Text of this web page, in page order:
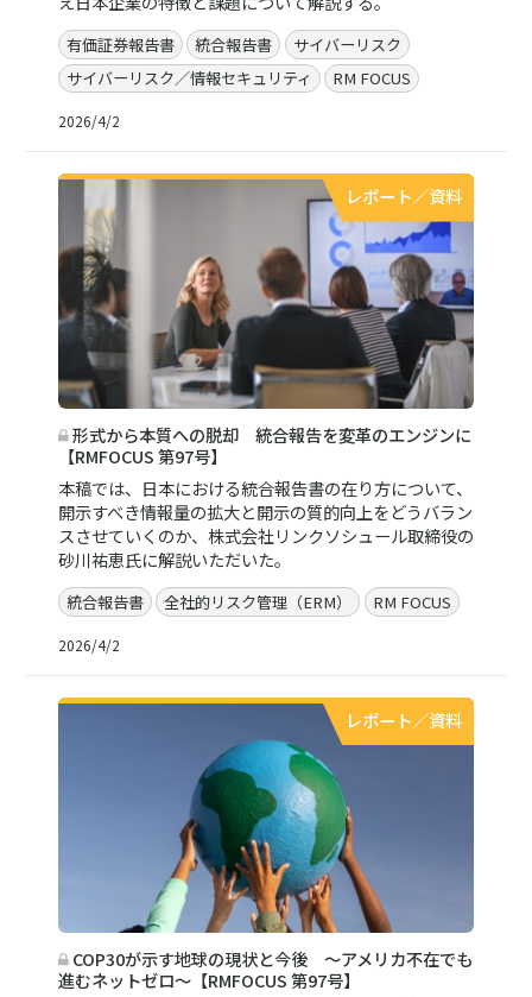
有価証券報告書 統合報告書
サイバーリスク
サイバーリスク／情報セキュリティ
RM FOCUS
2026/4/2
レポート／資料
形式から本質への脱却 統合報告を変革のエンジンに
【RMFOCUS 第97号】
本稿では、日本における統合報告書の在り方について、
開示すべき情報量の拡大と開示の質的向上をどうバラン
スさせていくのか、株式会社リンクソシュール取締役の
砂川祐恵氏に解説いただいた。
統合報告書 全社的リスク管理（ERM） RM FOCUS
2026/4/2
レポート／資料
COP30が示す地球の現状と今後 ～アメリカ不在でも
進むネットゼロ～【RMFOCUS 第97号】